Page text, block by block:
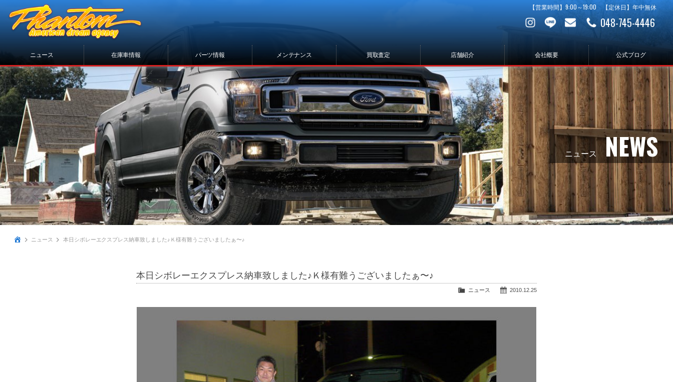
【営業時間】9:00～19:00 【定休日】年中無休
048-745-4446
ニュース 在庫車情報 パーツ情報 メンテナンス 買取査定 店舗紹介 会社概要 公式ブログ
ニュース NEWS
ニュース 本日シボレーエクスプレス納車致しました♪Ｋ様有難うございましたぁ〜♪
本日シボレーエクスプレス納車致しました♪Ｋ様有難うございましたぁ〜♪
2010.12.25
ニュース